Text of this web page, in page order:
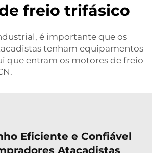
freio trifásico
é importante que os
tenham equipamentos
que entram os motores de freio
Eficiente e Confiável
Atacadistas